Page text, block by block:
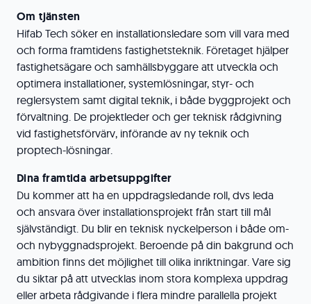
Om tjänsten
Hifab Tech söker en installationsledare som vill vara med
och forma framtidens fastighetsteknik. Företaget hjälper
fastighetsägare och samhällsbyggare att utveckla och
optimera installationer, systemlösningar, styr- och
reglersystem samt digital teknik, i både byggprojekt och
förvaltning. De projektleder och ger teknisk rådgivning
vid fastighetsförvärv, införande av ny teknik och
proptech-lösningar.
Dina framtida arbetsuppgifter
Du kommer att ha en uppdragsledande roll, dvs leda
och ansvara över installationsprojekt från start till mål
självständigt. Du blir en teknisk nyckelperson i både om-
och nybyggnadsprojekt. Beroende på din bakgrund och
ambition finns det möjlighet till olika inriktningar. Vare sig
du siktar på att utvecklas inom stora komplexa uppdrag
eller arbeta rådgivande i flera mindre parallella projekt